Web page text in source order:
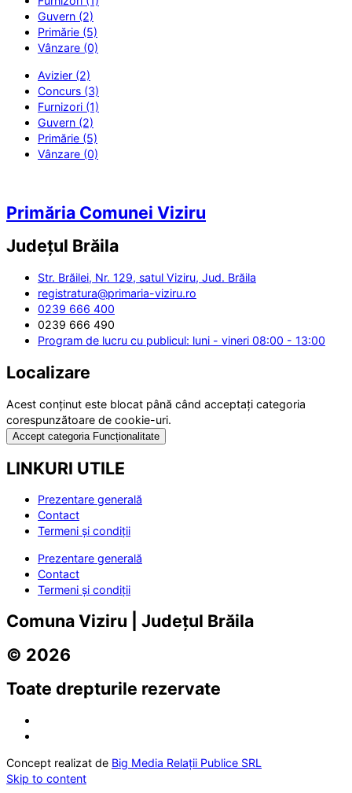
Guvern (2)
Primărie (5)
Vânzare (0)
Avizier (2)
Concurs (3)
Furnizori (1)
Guvern (2)
Primărie (5)
Vânzare (0)
Primăria Comunei Viziru
Județul Brăila
Str. Brăilei, Nr. 129, satul Viziru, Jud. Brăila
registratura@primaria-viziru.ro
0239 666 400
0239 666 490
Program de lucru cu publicul: luni - vineri 08:00 - 13:00
Localizare
Acest conținut este blocat până când acceptați categoria
corespunzătoare de cookie-uri.
Accept categoria Funcționalitate
LINKURI UTILE
Prezentare generală
Contact
Termeni și condiții
Prezentare generală
Contact
Termeni și condiții
Comuna Viziru | Județul Brăila
© 2026
Toate drepturile rezervate
Concept realizat de Big Media Relații Publice SRL
Skip to content